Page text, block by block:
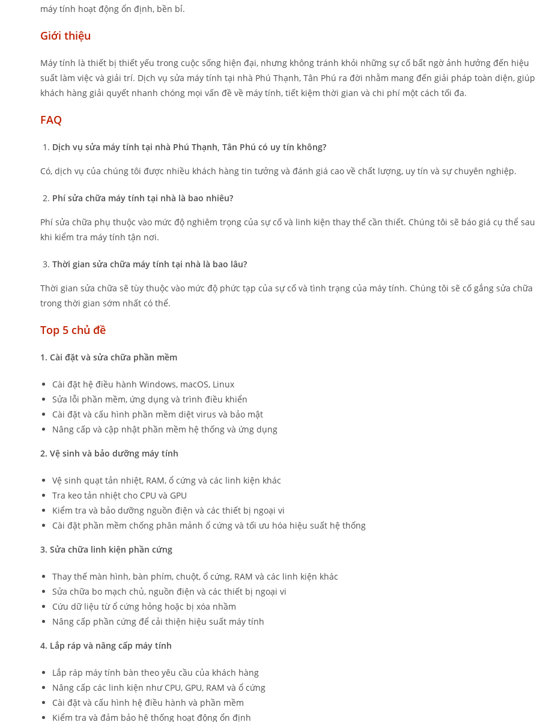
máy tính hoạt động ổn định, bền bỉ.
Giới thiệu
Máy tính là thiết bị thiết yếu trong cuộc sống hiện đại, nhưng không tránh khỏi những sự cố bất ngờ ảnh hưởng đến hiệu
suất làm việc và giải trí. Dịch vụ sửa máy tính tại nhà Phú Thạnh, Tân Phú ra đời nhằm mang đến giải pháp toàn diện, giúp
khách hàng giải quyết nhanh chóng mọi vấn đề về máy tính, tiết kiệm thời gian và chi phí một cách tối đa.
FAQ
Dịch vụ sửa máy tính tại nhà Phú Thạnh, Tân Phú có uy tín không?
Có, dịch vụ của chúng tôi được nhiều khách hàng tin tưởng và đánh giá cao về chất lượng, uy tín và sự chuyên nghiệp.
Phí sửa chữa máy tính tại nhà là bao nhiêu?
Phí sửa chữa phụ thuộc vào mức độ nghiêm trọng của sự cố và linh kiện thay thế cần thiết. Chúng tôi sẽ báo giá cụ thể sau
khi kiểm tra máy tính tận nơi.
Thời gian sửa chữa máy tính tại nhà là bao lâu?
Thời gian sửa chữa sẽ tùy thuộc vào mức độ phức tạp của sự cố và tình trạng của máy tính. Chúng tôi sẽ cố gắng sửa chữa
trong thời gian sớm nhất có thể.
Top 5 chủ đề
1. Cài đặt và sửa chữa phần mềm
Cài đặt hệ điều hành Windows, macOS, Linux
Sửa lỗi phần mềm, ứng dụng và trình điều khiển
Cài đặt và cấu hình phần mềm diệt virus và bảo mật
Nâng cấp và cập nhật phần mềm hệ thống và ứng dụng
2. Vệ sinh và bảo dưỡng máy tính
Vệ sinh quạt tản nhiệt, RAM, ổ cứng và các linh kiện khác
Tra keo tản nhiệt cho CPU và GPU
Kiểm tra và bảo dưỡng nguồn điện và các thiết bị ngoại vi
Cài đặt phần mềm chống phân mảnh ổ cứng và tối ưu hóa hiệu suất hệ thống
3. Sửa chữa linh kiện phần cứng
Thay thế màn hình, bàn phím, chuột, ổ cứng, RAM và các linh kiện khác
Sửa chữa bo mạch chủ, nguồn điện và các thiết bị ngoại vi
Cứu dữ liệu từ ổ cứng hỏng hoặc bị xóa nhầm
Nâng cấp phần cứng để cải thiện hiệu suất máy tính
4. Lắp ráp và nâng cấp máy tính
Lắp ráp máy tính bàn theo yêu cầu của khách hàng
Nâng cấp các linh kiện như CPU, GPU, RAM và ổ cứng
Cài đặt và cấu hình hệ điều hành và phần mềm
Kiểm tra và đảm bảo hệ thống hoạt động ổn định